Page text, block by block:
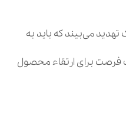
تهدید می‌بیند که باید به
فرصت برای ارتقاء محصول